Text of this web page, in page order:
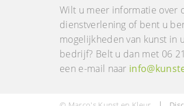
Wilt u meer informatie over
dienstverlening of bent u
mogelijkheden van kunst in
bedrijf? Belt u dan met 06
een e-mail naar